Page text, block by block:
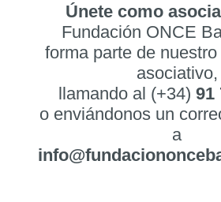
Únete como
Fundación ONCE
forma parte de
asociativo,
llamando al (+34) 91
o enviándonos un
a